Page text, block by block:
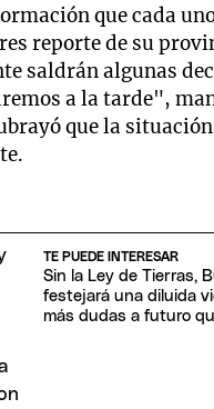
que cada
reporte de su
saldrán algunas
a la tarde",
que la situación
TE PUEDE INTERESAR
Sin la Ley de Tierras,
festejará una diluida
más dudas a futuro